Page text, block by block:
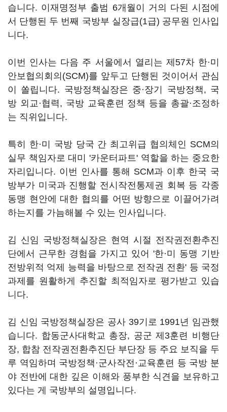
습니다. 이재명정부 출범 6개월이 거의 다된 시점에
서 단행된 두 번째 국방부 실장급(1급) 공무원 인사입
니다.
이번 인사는 다음 주 서울에서 열리는 제57차 한·미
안보협의회의(SCM)를 앞두고 단행된 것이어서 관심
이 쏠립니다. 국방정책실장은 중·장기 국방정책, 국
방 외교·협력, 국방 교육훈련 정책 등을 총괄·조정하
는 직위입니다.
특히 한·미 국방 당국 간 최고위급 협의체인 SCM의
실무 책임자로 대미 '카운터파트' 역할을 하는 중요한
자리입니다. 이번 인사를 통해 SCM과 이후 한국 국
방부가 미국과 진행할 전시작전통제권 회복 등 각종
동맹 현안에 대한 협의를 어떤 방향으로 이끌어가려
하는지를 가늠해볼 수 있는 인사입니다.
김 신임 국방정책실장은 현역 시절 전작권전환추진
단에서 근무한 경험을 가지고 있어 '한·미 동맹 기반
전방위적 억제 능력을 바탕으로 전작권 전환' 등 국정
과제를 원활하게 추진할 최적임자로 평가받고 있습
니다.
김 신임 국방정책실장은 공사 39기로 1991년 임관했
습니다. 합동군사대학교 총장, 공군 제3훈련 비행단
장, 합참 전작권전환추진단 부단장 등 주요 보직을 두
루 역임하며 국방정책·군사작전·교육훈련 등 국방 분
야 전반에 대한 깊은 이해와 풍부한 식견을 보유하고
있다는 게 국방부의 설명입니다.